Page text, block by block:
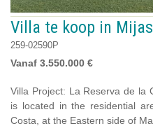
Villa te koop in
259-02590P
Vanaf 3.550.000 €
Villa Project: La Reserva de la
is located in the residential
Costa, at the Eastern side of